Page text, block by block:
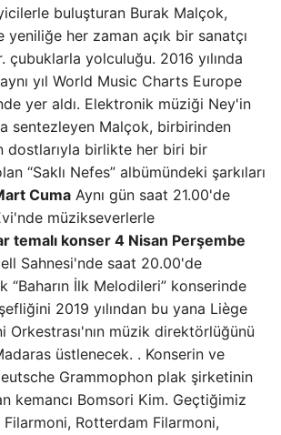
buluşturan Burak Malçok,
her zaman açık bir sanatçı
çubuklarla yolculuğu. 2016 yılında
yıl World Music Charts Europe
yer aldı. Elektronik müziği Ney'in
sentezleyen Malçok, birbirinden
dostlarıyla birlikte her biri bir
“Saklı Nefes” albümündeki şarkıları
Cuma Aynı gün saat 21.00'de
müzikseverlerle
temalı konser 4 Nisan Perşembe
Sahnesi'nde saat 20.00'de
“Baharın İlk Melodileri” konserinde
2019 yılından bu yana Liège
Orkestrası'nın müzik direktörlüğünü
üstlenecek. . Konserin ve
Grammophon plak şirketinin
kemancı Bomsori Kim. Geçtiğimiz
Rotterdam Filarmoni,